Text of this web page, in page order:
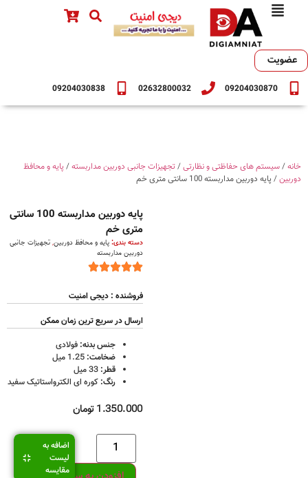
09204030870
02632800032
09204030838
عضویت
خانه/سیستم های حفاظتی و نظارتی/تجهیزات جانبی دوربین مداربسته/پایه و محافظ
دوربین/ پایه دوربین مداربسته 100 سانتی متری خم
پایه دوربین مداربسته 100 سانتی
متری خم
دسته بندی:پایه و محافظ دوربین,تجهیزات جانبی
دوربین مداربسته
فروشنده : دیجی امنیت
ارسال در سریع ترین زمان ممکن
جنس بدنه: فولادی
ضخامت: 1.25 میل
قطر: 33 میل
رنگ: کوره ای الکترواستاتیک سفید
1.350.000تومان
اضافه به
لیست
مقایسه